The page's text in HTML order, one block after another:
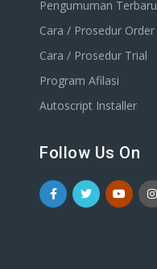
Pengumuman Terbaru
Cara / Prosedur Order
Cara / Prosedur Trial
Program Afilasi
Autoscript Installer
Follow Us On